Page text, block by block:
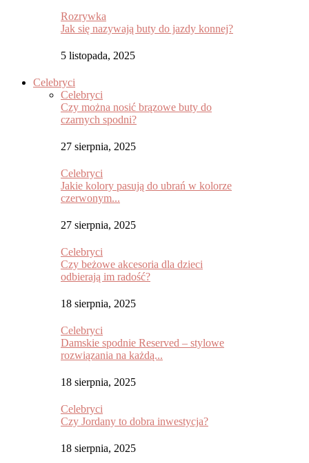
Rozrywka
Jak się nazywają buty do jazdy konnej?
5 listopada, 2025
Celebryci
Celebryci
Czy można nosić brązowe buty do
czarnych spodni?
27 sierpnia, 2025
Celebryci
Jakie kolory pasują do ubrań w kolorze
czerwonym...
27 sierpnia, 2025
Celebryci
Czy beżowe akcesoria dla dzieci
odbierają im radość?
18 sierpnia, 2025
Celebryci
Damskie spodnie Reserved – stylowe
rozwiązania na każdą...
18 sierpnia, 2025
Celebryci
Czy Jordany to dobra inwestycja?
18 sierpnia, 2025